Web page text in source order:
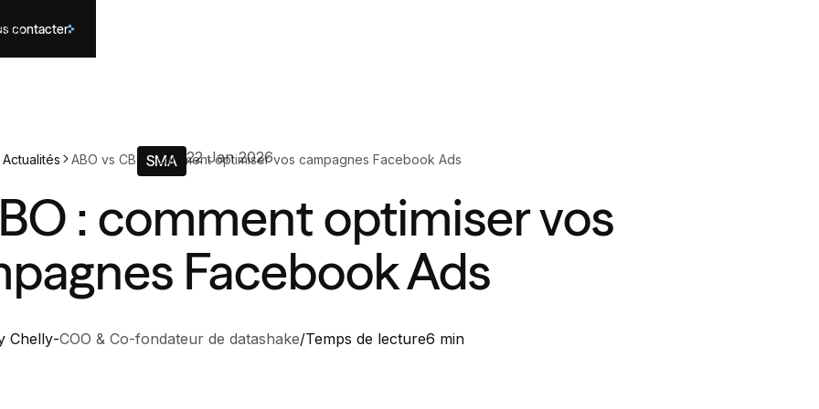
IA
contacter
Actualités ABO vs CBO : comment optimiser vos campagnes Facebook Ads
SMA 22 Jan 2026
: comment optimiser vos
Facebook Ads
Chelly-COO & Co-fondateur de datashake/Temps de lecture6 min